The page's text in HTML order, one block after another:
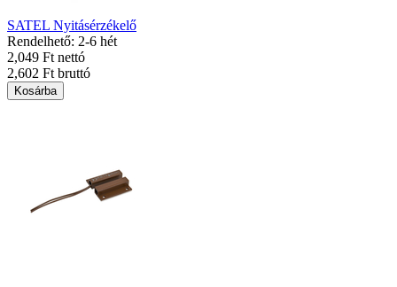
SATEL Nyitásérzékelő
Rendelhető: 2-6 hét
2,049 Ft nettó
2,602 Ft bruttó
Kosárba